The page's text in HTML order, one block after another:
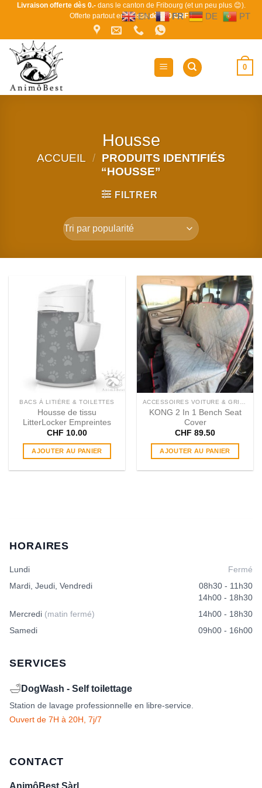
PasserLivraison offerte dès 0.-dans le canton de Fribourg (et un peu plus 😊).
Offerte partout en Suissedès 80 CHF !
0
Housse
ACCUEIL / PRODUITS IDENTIFIÉS
“HOUSSE”
FILTRER
BACS À LITIÈRE & TOILETTES
Housse de tissu
LitterLocker Empreintes
CHF 10.00
AJOUTER AU PANIER
KONG 2 In 1 Bench Seat
Cover
CHF 89.50
AJOUTER AU PANIER
HORAIRES
Lundi
Fermé
Mardi, Jeudi, Vendredi
08h30 - 11h30
14h00 - 18h30
Mercredi (matin fermé)
14h00 - 18h30
Samedi
09h00 - 16h00
SERVICES
🛁 DogWash - Self toilettage
Station de lavage professionnelle en libre-service.
Ouvert de 7H à 20H, 7j/7
CONTACT
EN FR DE PT